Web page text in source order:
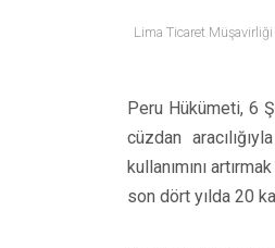
Lima Ticaret Müşavirliği
Peru Hükümeti, 6
cüzdan
kullanımını
son dört yılda 20